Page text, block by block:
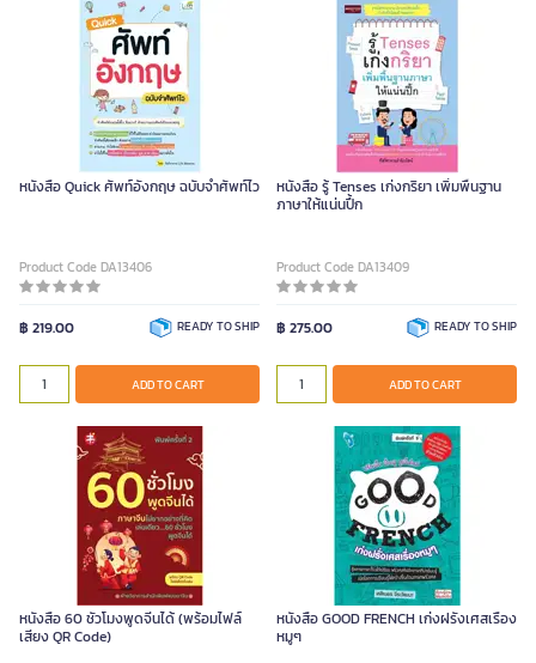
หนังสือ Quick ศัพท์อังกฤษ ฉบับจำศัพท์ไว
Product Code DA13406
฿ 219.00 READY TO SHIP
ADD TO CART
หนังสือ รู้ Tenses เก่งกริยา เพิ่มพื้นฐาน
ภาษาให้แน่นปึ้ก
Product Code DA13409
฿ 275.00 READY TO SHIP
ADD TO CART
หนังสือ 60 ชั่วโมงพูดจีนได้ (พร้อมไฟล์
เสียง QR Code)
หนังสือ GOOD FRENCH เก่งฝรั่งเศสเรื่อง
หมูๆ